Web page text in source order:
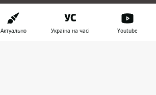
Інформатор проекти
Актуально Україна на часі Youtube